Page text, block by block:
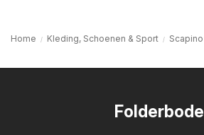
Home Kleding, Schoenen & Sport Scapino
Folderbode